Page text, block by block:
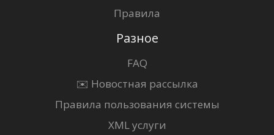
Правила
Разное
FAQ
✉️ Новостная рассылка
Правила пользования системы
XML услуги